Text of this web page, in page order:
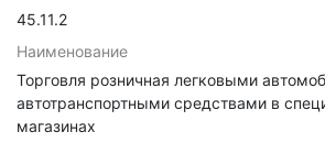
45.11.2
Наименование
Торговля розничная легковыми
автотранспортными средствами в
магазинах